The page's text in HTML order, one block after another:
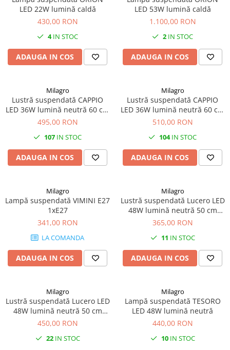
LED 22W lumină caldă
430,00 RON
4IN STOC
ADAUGA IN COS
LED 53W lumină caldă
1.100,00 RON
2 IN STOC
ADAUGA IN COS
Milagro
Lustră suspendată CAPPIO
LED 36W lumină neutră 60 cm
Auriu
495,00 RON
107 IN STOC
ADAUGA IN COS
Milagro
Lustră suspendată CAPPIO
LED 36W lumină neutră 60 cm
Auriu
510,00 RON
104IN STOC
ADAUGA IN COS
Milagro
Lampă suspendată VIMINI E27
1xE27
341,00 RON
LA COMANDA
ADAUGA IN COS
Milagro
Lustră suspendată Lucero LED
48W lumină neutră 50 cm
negru
365,00 RON
11 IN STOC
ADAUGA IN COS
Milagro
Lustră suspendată Lucero LED
48W lumină neutră 50 cm
auriu
450,00 RON
22IN STOC
Milagro
Lampă suspendată TESORO
LED 48W lumină neutră
440,00 RON
10IN STOC